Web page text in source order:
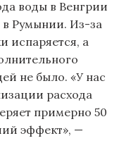
воды в Венгрии
в Румынии. Из-за
испаряется, а
не было. «У нас
расхода
примерно 50
эффект», —